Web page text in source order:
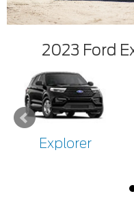
2023 Ford
Explorer